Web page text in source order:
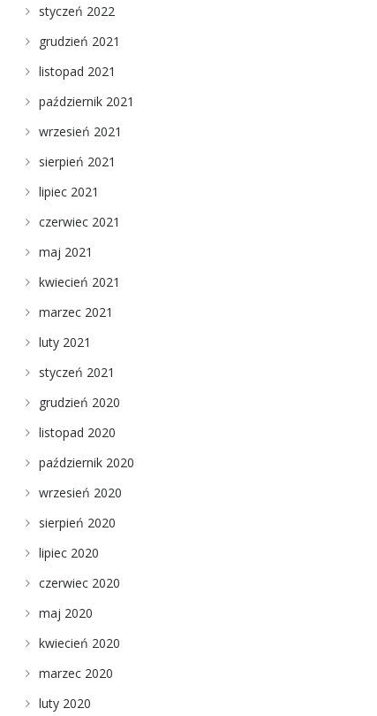
styczeń 2022
grudzień 2021
listopad 2021
październik 2021
wrzesień 2021
sierpień 2021
lipiec 2021
czerwiec 2021
maj 2021
kwiecień 2021
marzec 2021
luty 2021
styczeń 2021
grudzień 2020
listopad 2020
październik 2020
wrzesień 2020
sierpień 2020
lipiec 2020
czerwiec 2020
maj 2020
kwiecień 2020
marzec 2020
luty 2020